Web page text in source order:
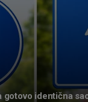
gotovo identična